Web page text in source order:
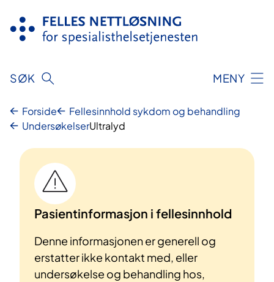
innhold
SØK MENY
Forside
Fellesinnhold sykdom og behandling
UndersøkelserUltralyd
Pasientinformasjon i fellesinnhold
Denne informasjonen er generell og
erstatter ikke kontakt med, eller
undersøkelse og behandling hos,